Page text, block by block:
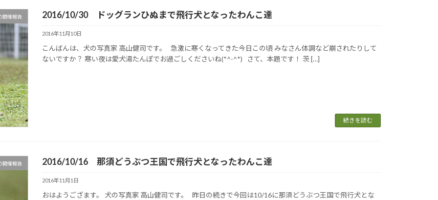
開催報告 2016/10/30 ドッグランひぬまで飛行犬となったわんこ達
2016年11月10日
こんばんは、犬の写真家 高山健司です。 急激に寒くなってきた今日この頃 みなさん体調など崩されたりして
ないですか？ 寒い夜は愛犬湯たんぽでお過ごしくださいね(*^-^*) さて、本題です！ 茨 […]
続きを読む
開催報告 2016/10/16 那須どうぶつ王国で飛行犬となったわんこ達
2016年11月1日
おはようござます。 犬の写真家 高山健司です。 昨日の続きで今回は10/16に那須どうぶつ王国で飛行犬とな